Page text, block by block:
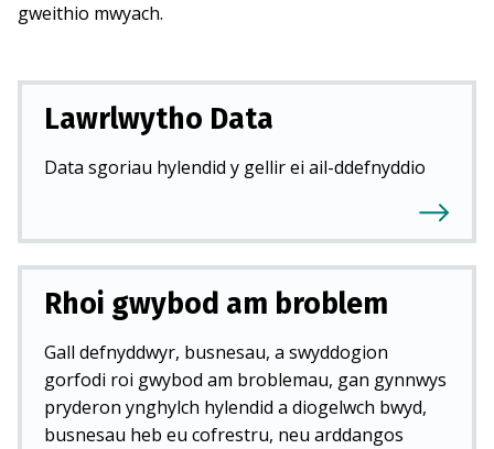
gweithio mwyach.
Lawrlwytho Data
Data sgoriau hylendid y gellir ei ail-ddefnyddio
Rhoi gwybod am broblem
Gall defnyddwyr, busnesau, a swyddogion
gorfodi roi gwybod am broblemau, gan gynnwys
pryderon ynghylch hylendid a diogelwch bwyd,
busnesau heb eu cofrestru, neu arddangos